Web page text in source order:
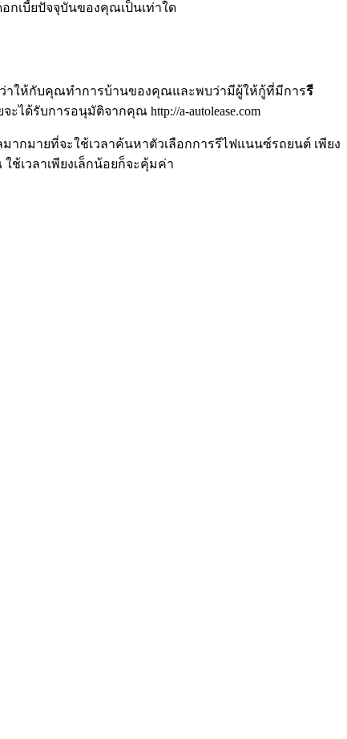
กเบี้ยปัจจุบันของคุณเป็นเท่าใด
ว่าให้กับคุณทำการบ้านของคุณและพบว่ามีผู้ให้กู้ที่มีการรี
รับการอนุมัติจากคุณ http://a-autolease.com
กมายที่จะใช้เวลาค้นหาตัวเลือกการรีไฟแนนซ์รถยนต์ เพียง
เวลาเพียงเล็กน้อยก็จะคุ้มค่า